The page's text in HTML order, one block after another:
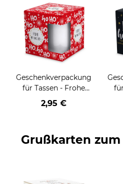
Geschenkverpackung
für Tassen - Frohe
Weihnachten - HO
HO HO - rot
2,95 €
Grußkarten